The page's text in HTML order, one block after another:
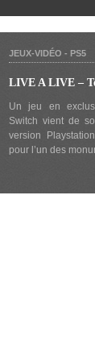
JEUX-VIDÉO - PS5
LIVE A LIVE –
Un jeu en
Switch vient de
version
pour l’un des